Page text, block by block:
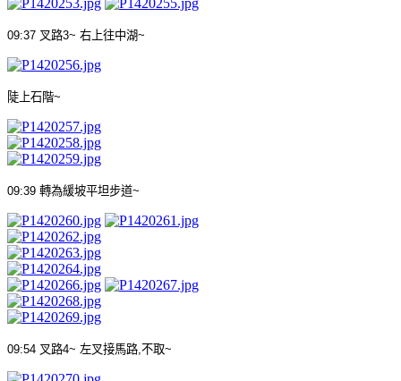
09:37 叉路3~ 右上往中湖~
陡上石階~
09:39 轉為緩坡平坦步道~
09:54 叉路4~ 左叉接馬路 不取~